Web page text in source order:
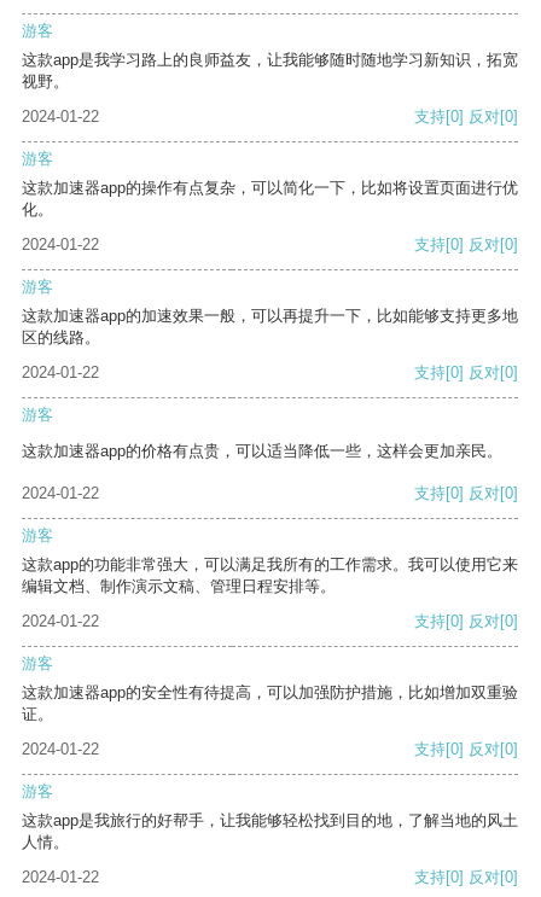
游客
这款app是我学习路上的良师益友，让我能够随时随地学习新知识，拓宽
视野。
2024-01-22
支持[0] 反对[0]
游客
这款加速器app的操作有点复杂，可以简化一下，比如将设置页面进行优
化。
2024-01-22
支持[0] 反对[0]
游客
这款加速器app的加速效果一般，可以再提升一下，比如能够支持更多地
区的线路。
2024-01-22
支持[0] 反对[0]
游客
这款加速器app的价格有点贵，可以适当降低一些，这样会更加亲民。
2024-01-22 支持[0] 反对[0]
游客
这款app的功能非常强大，可以满足我所有的工作需求。我可以使用它来
编辑文档、制作演示文稿、管理日程安排等。
2024-01-22
支持[0] 反对[0]
游客
这款加速器app的安全性有待提高，可以加强防护措施，比如增加双重验
证。
2024-01-22
支持[0] 反对[0]
游客
这款app是我旅行的好帮手，让我能够轻松找到目的地，了解当地的风土
人情。
2024-01-22
支持[0] 反对[0]